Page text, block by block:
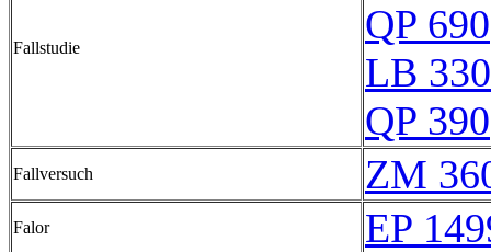
Fallstudie
QP 690
LB
QP 390
Fallversuch ZM
Falor EP